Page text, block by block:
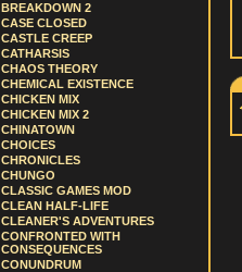
BREAKDOWN 2
CASE CLOSED
CASTLE CREEP
CATHARSIS
CHAOS THEORY
CHEMICAL EXISTENCE
CHICKEN MIX
CHICKEN MIX 2
CHINATOWN
CHOICES
CHRONICLES
CHUNGO
CLASSIC GAMES MOD
CLEAN HALF-LIFE
CLEANER'S ADVENTURES
CONFRONTED WITH
CONSEQUENCES
CONUNDRUM